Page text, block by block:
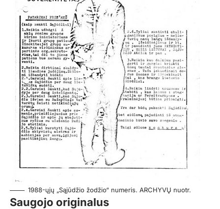
1988-ųjų „Sąjūdžio žodžio“ numeris. ARCHYVŲ nuotr.
Saugojo originalus